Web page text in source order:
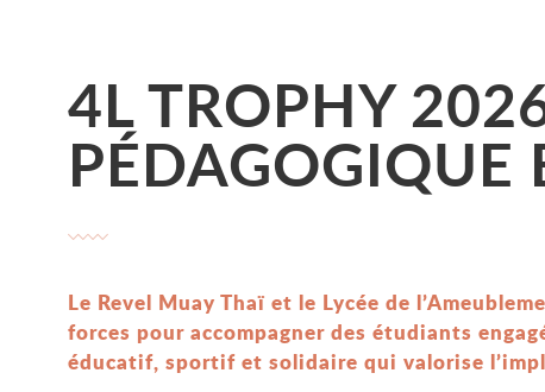
4L TROPHY
PÉDAGOGIQUE
Le Revel Muay Thaï et le Lycée de
forces pour accompagner des étudiants
éducatif, sportif et solidaire qui valorise